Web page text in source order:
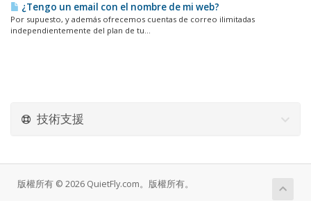
¿Tengo un email con el nombre de mi web?
Por supuesto, y además ofrecemos cuentas de correo ilimitadas
independientemente del plan de tu...
技術支援
版權所有 © 2026 QuietFly.com。版權所有。